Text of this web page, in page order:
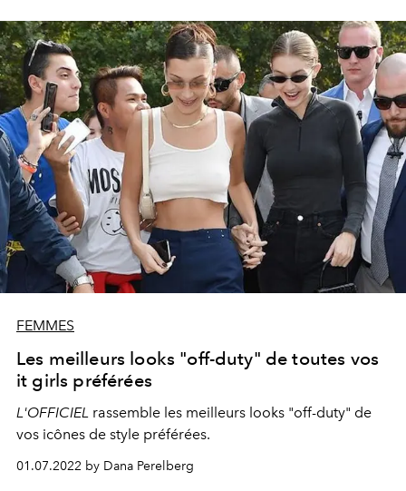
FEMMES
Les meilleurs looks "off-duty" de toutes vos
it girls préférées
L'OFFICIEL rassemble les meilleurs looks "off-duty" de
vos icônes de style préférées.
01.07.2022 by Dana Perelberg